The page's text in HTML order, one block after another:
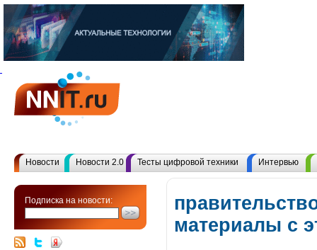
Новости Новости 2.0 Тесты цифровой техники Интервью
Подписка на новости:
материалы с